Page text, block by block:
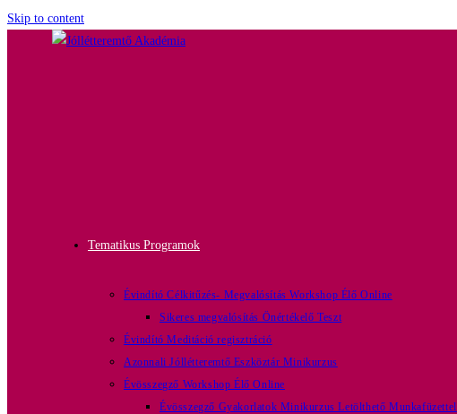
Skip to content
Tematikus Programok
Évindító Célkitűzés- Megvalósítás Workshop Élő Online
Sikeres megvalósítás Önértékelő Teszt
Évindító Meditáció regisztráció
Azonnali Jóllétteremtő Eszköztár Minikurzus
Évösszegző Workshop Élő Online
Évösszegző Gyakorlatok Minikurzus Letölthető Munkafüzettel